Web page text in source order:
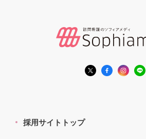
採用サイトトップ